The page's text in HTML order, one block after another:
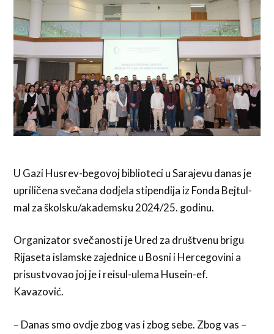
U Gazi Husrev-begovoj biblioteci u Sarajevu danas je
upriličena svečana dodjela stipendija iz Fonda Bejtul-
mal za školsku/akademsku 2024/25. godinu.
Organizator svečanosti je Ured za društvenu brigu
Rijaseta islamske zajednice u Bosni i Hercegovini a
prisustvovao joj je i reisul-ulema Husein-ef.
Kavazović.
– Danas smo ovdje zbog vas i zbog sebe. Zbog vas –